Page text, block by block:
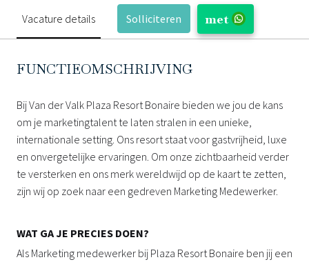
Vacature details Solliciteren met
FUNCTIEOMSCHRIJVING
Bij Van der Valk Plaza Resort Bonaire bieden we jou de kans
om je marketingtalent te laten stralen in een unieke,
internationale setting. Ons resort staat voor gastvrijheid, luxe
en onvergetelijke ervaringen. Om onze zichtbaarheid verder
te versterken en ons merk wereldwijd op de kaart te zetten,
zijn wij op zoek naar een gedreven Marketing Medewerker.
WAT GA JE PRECIES DOEN?
Als Marketing medewerker bij Plaza Resort Bonaire ben jij een